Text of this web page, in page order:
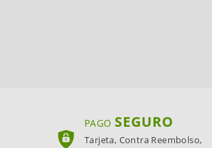
PAGO SEGURO
Tarjeta, Contra Reembolso,